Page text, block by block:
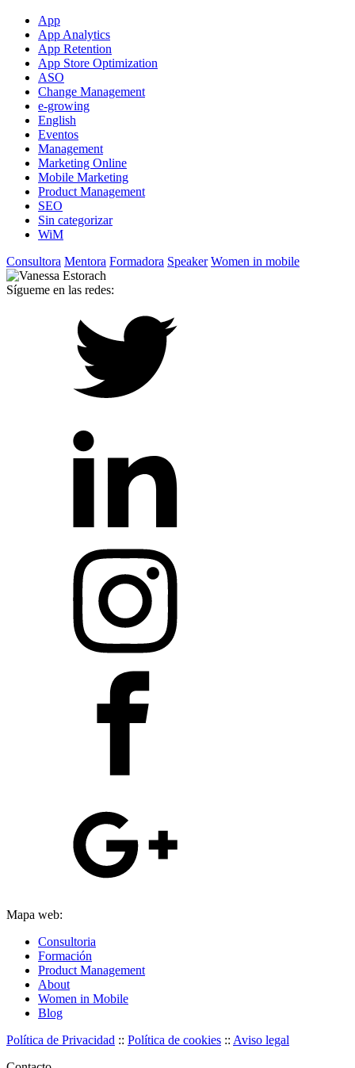
App
App Analytics
App Retention
App Store Optimization
ASO
Change Management
e-growing
English
Eventos
Management
Marketing Online
Mobile Marketing
Product Management
SEO
Sin categorizar
WiM
Consultora Mentora Formadora Speaker Women in mobile
Sígueme en las redes:
Mapa web:
Consultoria
Formación
Product Management
About
Women in Mobile
Blog
Política de Privacidad :: Política de cookies :: Aviso legal